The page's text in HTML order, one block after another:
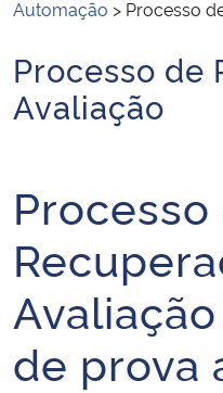
Ministério da Infraestrutura
Ministério da Educação
Ministério da Cidadania
Ministério da Saúde
Ministério de Minas e Energia
Automação > Processo
Início do conteúdo
Processo de
Avaliação
Processo
de prova